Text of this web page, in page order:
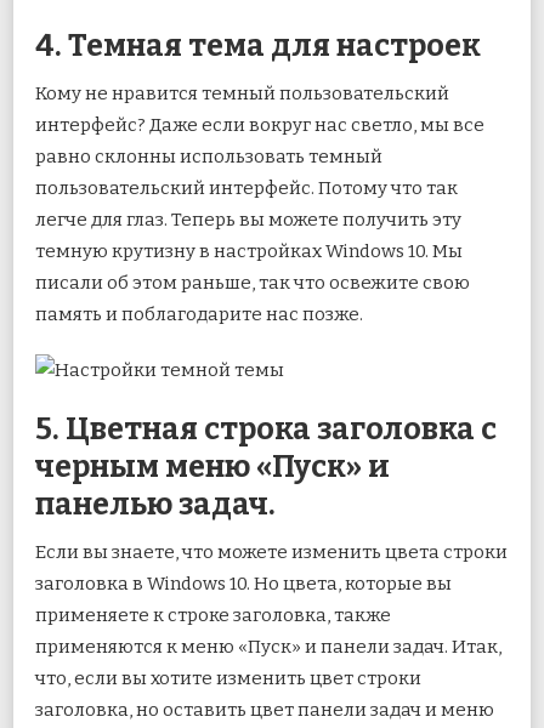
4. Темная тема для настроек
Кому не нравится темный пользовательский
интерфейс? Даже если вокруг нас светло, мы все
равно склонны использовать темный
пользовательский интерфейс. Потому что так
легче для глаз. Теперь вы можете получить эту
темную крутизну в настройках Windows 10. Мы
писали об этом раньше, так что освежите свою
память и поблагодарите нас позже.
5. Цветная строка заголовка с
черным меню «Пуск» и
панелью задач.
Если вы знаете, что можете изменить цвета строки
заголовка в Windows 10. Но цвета, которые вы
применяете к строке заголовка, также
применяются к меню «Пуск» и панели задач. Итак,
что, если вы хотите изменить цвет строки
заголовка, но оставить цвет панели задач и меню